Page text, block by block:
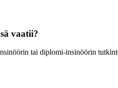
vaatii?
tai diplomi-insinöörin